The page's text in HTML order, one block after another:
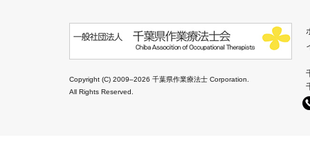
Copyright (C) 2009–2026 千葉県作業療法士 Corporation.
All Rights Reserved.